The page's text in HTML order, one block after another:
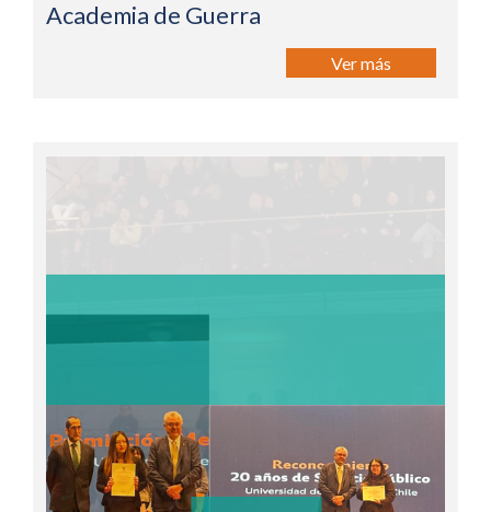
Academia de Guerra
Ver más